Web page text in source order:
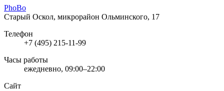
PhoBo
Старый Оскол, микрорайон Ольминского, 17
Телефон
+7 (495) 215-11-99
Часы работы
ежедневно, 09:00–22:00
Сайт